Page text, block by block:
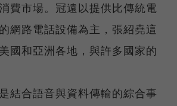
費市場。冠遠以提供比傳統電
網路電話設備為主，張紹堯這
國和亞洲各地，與許多國家的
結合語音與資料傳輸的綜合事